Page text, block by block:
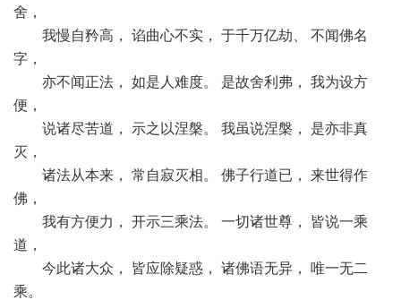
舍，
我慢自矜高， 谄曲心不实， 于千万亿劫、 不闻佛名
字，
亦不闻正法， 如是人难度。 是故舍利弗， 我为设方
便，
说诸尽苦道， 示之以涅槃。 我虽说涅槃， 是亦非真
灭，
诸法从本来， 常自寂灭相。 佛子行道已， 来世得作
佛，
我有方便力， 开示三乘法。 一切诸世尊， 皆说一乘
道，
今此诸大众， 皆应除疑惑， 诸佛语无异， 唯一无二
乘。